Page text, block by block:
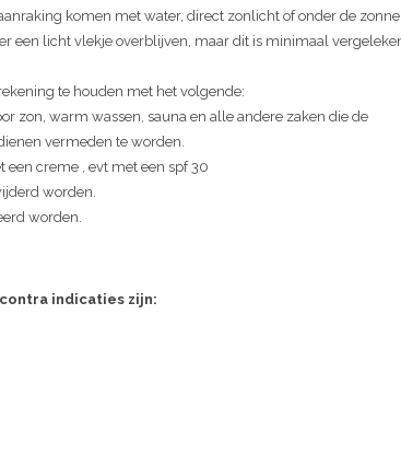
komen met water, direct zonlicht of onder de
een licht vlekje overblijven, maar dit is minimaal
te houden met het volgende:
zon, warm wassen, sauna en alle andere zaken die de
vermeden te worden.
creme , evt met een spf 30
worden.
worden.
indicaties zijn: